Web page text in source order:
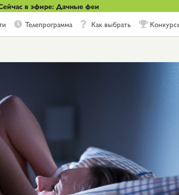
в эфире: Дачные феи
Телепрограмма Как выбрать